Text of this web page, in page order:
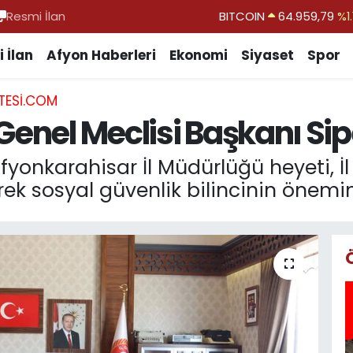
Resmi İlan DOLAR 47,7436
BİST100
13.779 %-
BITCOIN
64.959,79
İlan Afyon Haberleri Ekonomi Siyaset Spor
Meclisi Başkanı
İl Müdürlüğü heyeti,
sosyal güvenlik bilincinin